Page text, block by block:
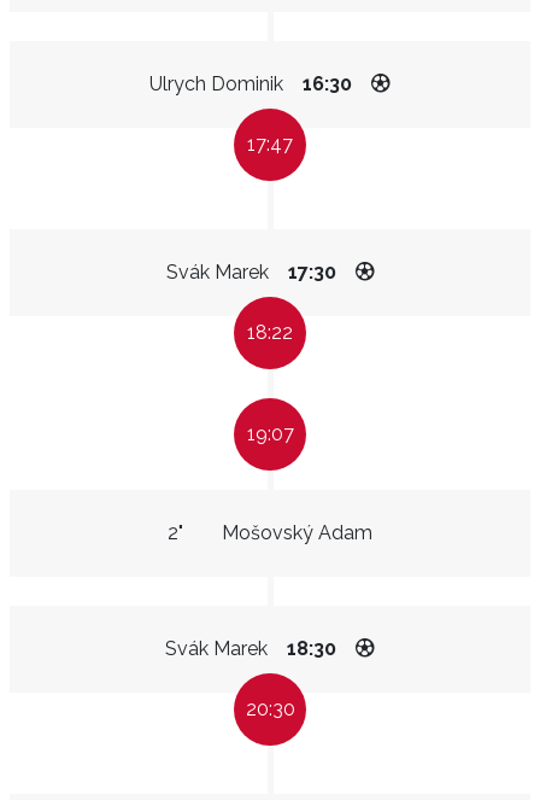
Ulrych Dominik 16:30
17:47
Svák Marek 17:30
18:22
19:07
Mošovský Adam
2"
Svák Marek 18:30
20:30